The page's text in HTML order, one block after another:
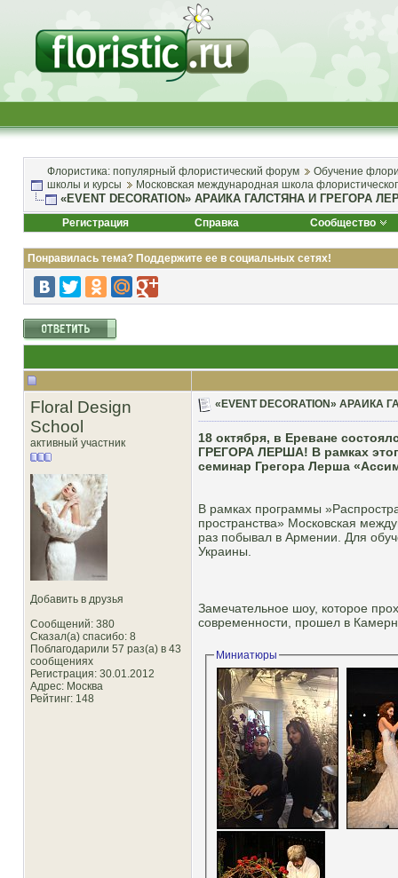
Флористика: популярный флористический форум
Обучение
школы и курсы
Московская международная школа
«EVENT DECORATION» АРАИКА ГАЛСТЯНА И ГРЕГОРА
Регистрация Справка Сообщество
Понравилась тема? Поддержите ее в социальных сетях!
Floral Design
School
активный участник
Добавить в друзья
Сообщений: 380
Сказал(а) спасибо: 8
Поблагодарили 57 раз(а) в 43
сообщениях
Регистрация: 30.01.2012
Адрес: Москва
Рейтинг: 148
«EVENT DECORATION»
18 октября, в Ереване
ГРЕГОРА ЛЕРША! В рамках
семинар Грегора Лерша
В рамках программы
пространства» Московская
раз побывал в Армении. Для
Украины.
Замечательное шоу, которое
современности, прошел в
Миниатюры